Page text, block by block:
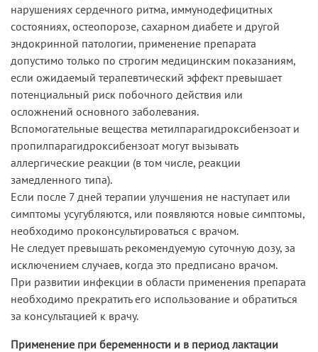
нарушениях сердечного ритма, иммунодефицитных
состояниях, остеопорозе, сахарном диабете и другой
эндокринной патологии, применение препарата
допустимо только по строгим медицинским показаниям,
если ожидаемый терапевтический эффект превышает
потенциальный риск побочного действия или
осложнений основного заболевания.
Вспомогательные вещества метилпарагидроксибензоат и
пропилпарагидроксибензоат могут вызывать
аллергические реакции (в том числе, реакции
замедленного типа).
Если после 7 дней терапии улучшения не наступает или
симптомы усугубляются, или появляются новые симптомы,
необходимо проконсультироваться с врачом.
Не следует превышать рекомендуемую суточную дозу, за
исключением случаев, когда это предписано врачом.
При развитии инфекции в области применения препарата
необходимо прекратить его использование и обратиться
за консультацией к врачу.
Применение при беременности и в период лактации